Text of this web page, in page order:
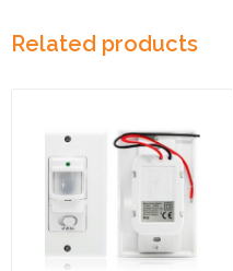
Related products